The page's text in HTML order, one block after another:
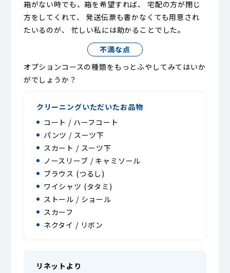
箱がない時でも、箱を希望すれば、 宅配の方が閉じ
方をしてくれて、 発送伝票も書かなくても用意され
たいるのが、 忙しい私には助かることでした。
不満な点
オプションコースの種類をもっとふやしてみてはいか
がでしょうか？
クリーニングいただいたお品物
コート / ハーフコート
パンツ / スーツ下
スカート / スーツ下
ノースリーブ / キャミソール
ブラウス (つるし)
ワイシャツ (タタミ)
ストール / ショール
スカーフ
ネクタイ / リボン
リネットより